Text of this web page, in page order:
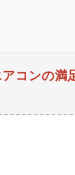
アコンの満